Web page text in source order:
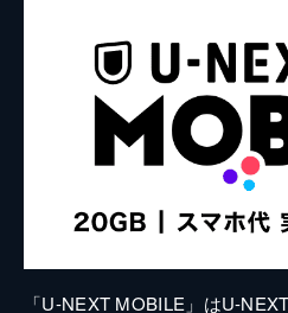
「U-NEXT MOBILE」はU-